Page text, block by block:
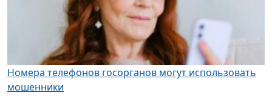
Номера телефонов госорганов могут использовать
мошенники